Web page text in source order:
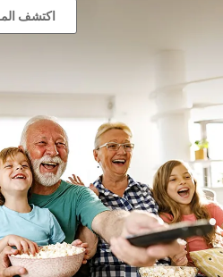
اكتشف